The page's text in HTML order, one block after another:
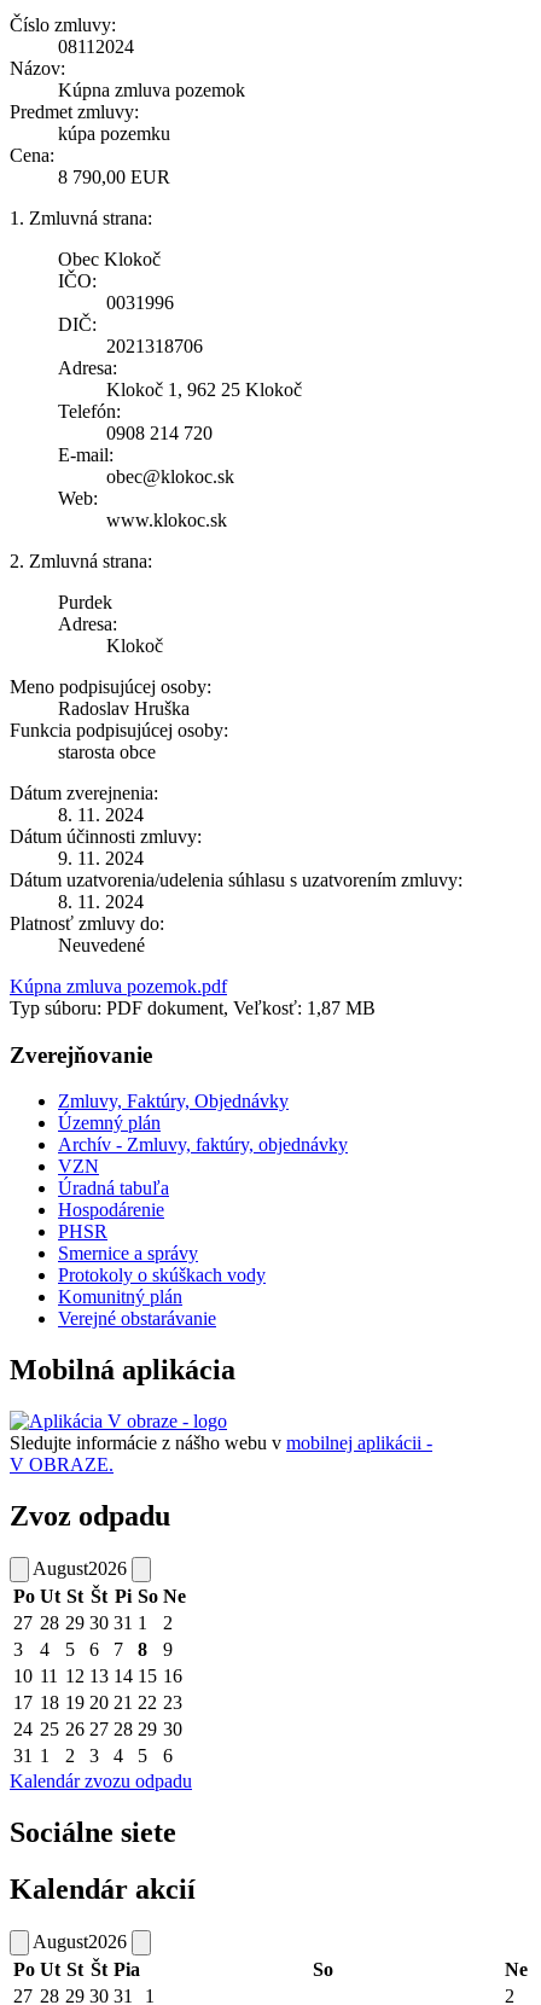
Číslo zmluvy:
08112024
Názov:
Kúpna zmluva pozemok
Predmet zmluvy:
kúpa pozemku
Cena:
8 790,00 EUR
1. Zmluvná strana:
Obec Klokoč
IČO:
0031996
DIČ:
2021318706
Adresa:
Klokoč 1, 962 25 Klokoč
Telefón:
0908 214 720
E-mail:
obec@klokoc.sk
Web:
www.klokoc.sk
2. Zmluvná strana:
Purdek
Adresa:
Klokoč
Meno podpisujúcej osoby:
Radoslav Hruška
Funkcia podpisujúcej osoby:
starosta obce
Dátum zverejnenia:
8. 11. 2024
Dátum účinnosti zmluvy:
9. 11. 2024
Dátum uzatvorenia/udelenia súhlasu s uzatvorením zmluvy:
8. 11. 2024
Platnosť zmluvy do:
Neuvedené
Kúpna zmluva pozemok.pdf
Typ súboru: PDF dokument, Veľkosť: 1,87 MB
Zverejňovanie
Zmluvy, Faktúry, Objednávky
Územný plán
Archív - Zmluvy, faktúry, objednávky
VZN
Úradná tabuľa
Hospodárenie
PHSR
Smernice a správy
Protokoly o skúškach vody
Komunitný plán
Verejné obstarávanie
Mobilná aplikácia
Sledujte informácie z nášho webu v mobilnej aplikácii -
V OBRAZE.
Zvoz odpadu
August2026
Po Ut St Št Pi So Ne
27 28 29 30 31 1
2
3
4 5 6 7 8
9
10 11 12 13 14 15 16
17 18 19 20 21 22 23
24 25 26 27 28 29 30
31 1 2 3 4 5
6
Kalendár zvozu odpadu
Sociálne siete
Kalendár akcií
August2026
Po Ut St Št Pia So
Ne
27 28 29 30 31 1 2